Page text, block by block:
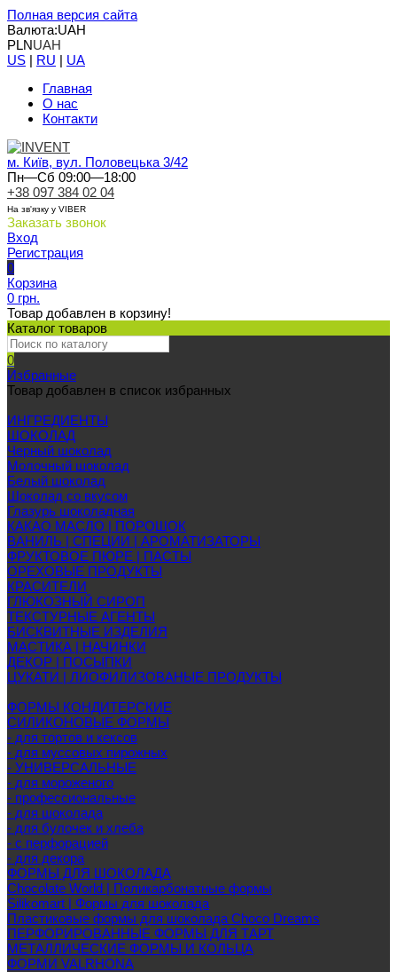
Полная версия сайта
Валюта:UAH
PLNUAH
US | RU | UA
Главная
О нас
Контакти
м. Київ, вул. Половецька 3/42
Пн—Сб 09:00—18:00
+38 097 384 02 04
На зв'язку у VIBER
Заказать звонок
Вход
Регистрация
0
Корзина
0 грн.
Товар добавлен в корзину!
Каталог товаров
0
Избранные
Товар добавлен в список избранных
ИНГРЕДИЕНТЫ
ШОКОЛАД
Черный шоколад
Молочный шоколад
Белый шоколад
Шоколад со вкусом
Глазурь шоколадная
КАКАО МАСЛО | ПОРОШОК
ВАНИЛЬ | СПЕЦИИ | АРОМАТИЗАТОРЫ
ФРУКТОВОЕ ПЮРЕ | ПАСТЫ
ОРЕХОВЫЕ ПРОДУКТЫ
КРАСИТЕЛИ
ГЛЮКОЗНЫЙ СИРОП
ТЕКСТУРНЫЕ АГЕНТЫ
БИСКВИТНЫЕ ИЗДЕЛИЯ
МАСТИКА | НАЧИНКИ
ДЕКОР | ПОСЫПКИ
ЦУКАТИ | ЛИОФИЛИЗОВАНЫЕ ПРОДУКТЫ
ФОРМЫ КОНДИТЕРСКИЕ
СИЛИКОНОВЫЕ ФОРМЫ
- для тортов и кексов
- для муссовых пирожных
- УНИВЕРСАЛЬНЫЕ
- для мороженого
- профессиональные
- для шоколада
- для булочек и хлеба
- с перфорацией
- для декора
ФОРМЫ ДЛЯ ШОКОЛАДА
Chocolate World | Поликарбонатные формы
Silikomart | Формы для шоколада
Пластиковые формы для шоколада Choco Dreams
ПЕРФОРИРОВАННЫЕ ФОРМЫ ДЛЯ ТАРТ
МЕТАЛЛИЧЕСКИЕ ФОРМЫ И КОЛЬЦА
ФОРМИ VALRHONA